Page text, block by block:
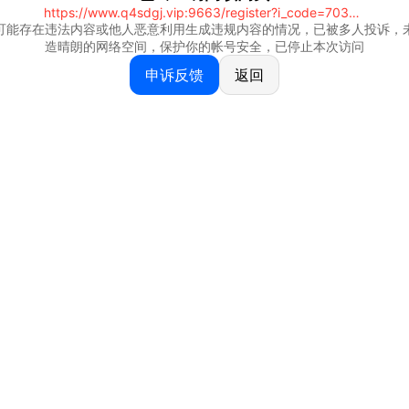
https://www.q4sdgj.vip:9663/register?i_code=70328081
能存在违法内容或他人恶意利用生成违规内容的情况，已被多人投诉，
造晴朗的网络空间，保护你的帐号安全，已停止本次访问
申诉反馈 返回